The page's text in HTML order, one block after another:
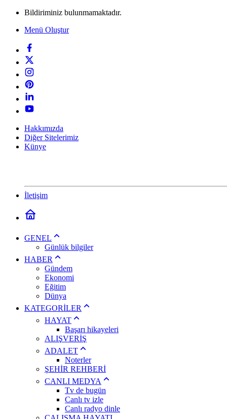
Bildiriminiz bulunmamaktadır.
Menü Oluştur
Hakkımızda
Diğer Sitelerimiz
Künye
İletişim
GENEL
Günlük bilgiler
HABER
Gündem
Ekonomi
Eğitim
Dünya
KATEGORİLER
HAYAT
Başarı hikayeleri
ALIŞVERİŞ
ADALET
Noterler
ŞEHİR REHBERİ
CANLI MEDYA
Tv de bugün
Canlı tv izle
Canlı radyo dinle